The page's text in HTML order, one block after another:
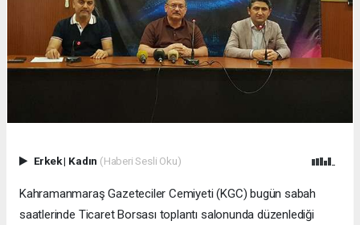
Erkek| Kadın (Haberi Sesli Oku)
Kahramanmaraş Gazeteciler Cemiyeti (KGC) bugün sabah
saatlerinde Ticaret Borsası toplantı salonunda düzenlediği